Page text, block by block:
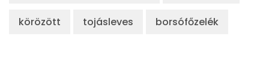
körözött tojásleves borsófőzelék